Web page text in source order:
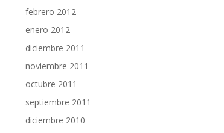
febrero 2012
enero 2012
diciembre 2011
noviembre 2011
octubre 2011
septiembre 2011
diciembre 2010